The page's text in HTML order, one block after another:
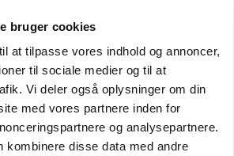
bruger cookies
at tilpasse vores indhold og annoncer,
til sociale medier og til at
Vi deler også oplysninger om din
med vores partnere inden for
og analysepartnere.
kombinere disse data med andre
skårlægger afprøves i år
Annonce